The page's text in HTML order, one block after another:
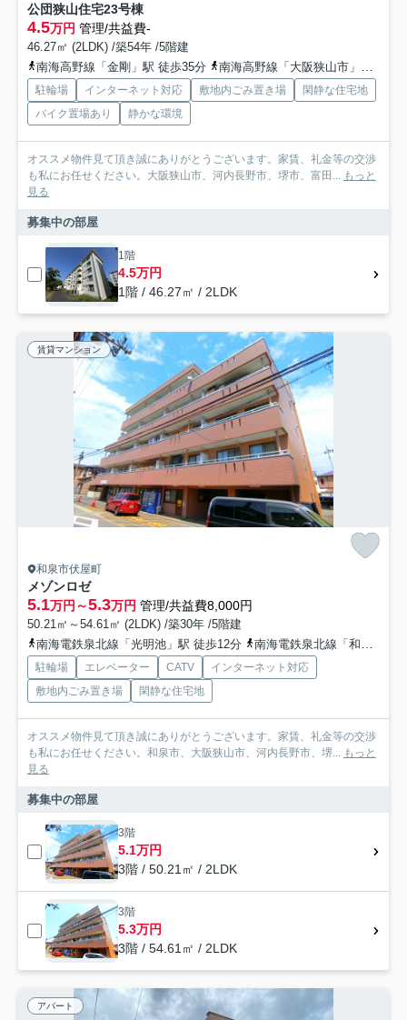
公団狭山住宅23号棟
4.5万円 管理/共益費-
46.27㎡ (2LDK) /築54年 /5階建
南海高野線「金剛」駅 徒歩35分
南海高野線「大阪狭山市」駅 徒歩43分
駐輪場 インターネット対応 敷地内ごみ置き場
閑静な住宅地
バイク置場あり
静かな環境
オススメ物件見て頂き誠にありがとうございます。家賃、礼金等の交渉
も私にお任せください。大阪狭山市、河内長野市、堺市、富田... もっと
見る
募集中の部屋
1階
4.5万円
1階 / 46.27㎡ / 2LDK
賃貸マンション
和泉市伏屋町
メゾンロゼ
5.1万円～5.3万円 管理/共益費8,000円
50.21㎡～54.61㎡ (2LDK) /築30年 /5階建
南海電鉄泉北線「光明池」駅 徒歩12分
南海電鉄泉北線「和泉中央」駅 徒歩25分
駐輪場 エレベーター CATV
インターネット対応
敷地内ごみ置き場
閑静な住宅地
オススメ物件見て頂き誠にありがとうございます。家賃、礼金等の交渉
も私にお任せください。和泉市、大阪狭山市、河内長野市、堺... もっと
見る
募集中の部屋
3階
5.1万円
3階 / 50.21㎡ / 2LDK
3階
5.3万円
3階 / 54.61㎡ / 2LDK
アパート